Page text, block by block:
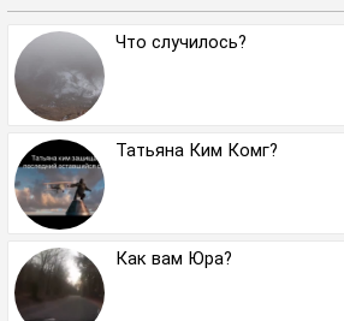
Что случилось?
Татьяна Ким Комг?
Как вам Юра?